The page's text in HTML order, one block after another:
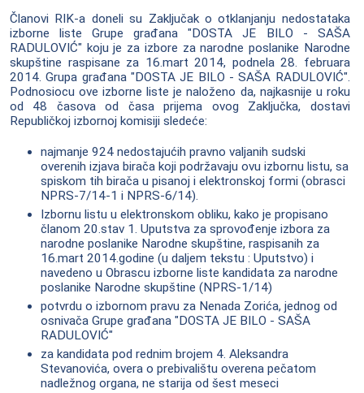
Članovi RIK-a doneli su Zaključak o otklanjanju nedostataka
izborne liste Grupe građana "DOSTA JE BILO - SAŠA
RADULOVIĆ" koju je za izbore za narodne poslanike Narodne
skupštine raspisane za 16.mart 2014, podnela 28. februara
2014. Grupa građana "DOSTA JE BILO - SAŠA RADULOVIĆ".
Podnosiocu ove izborne liste je naloženo da, najkasnije u roku
od 48 časova od časa prijema ovog Zaključka, dostavi
Republičkoj izbornoj komisiji sledeće:
najmanje 924 nedostajućih pravno valjanih sudski
overenih izjava birača koji podržavaju ovu izbornu listu, sa
spiskom tih birača u pisanoj i elektronskoj formi (obrasci
NPRS-7/14-1 i NPRS-6/14).
Izbornu listu u elektronskom obliku, kako je propisano
članom 20.stav 1. Uputstva za sprovođenje izbora za
narodne poslanike Narodne skupštine, raspisanih za
16.mart 2014.godine (u daljem tekstu : Uputstvo) i
navedeno u Obrascu izborne liste kandidata za narodne
poslanike Narodne skupštine (NPRS-1/14)
potvrdu o izbornom pravu za Nenada Zorića, jednog od
osnivača Grupe građana "DOSTA JE BILO - SAŠA
RADULOVIĆ"
za kandidata pod rednim brojem 4. Aleksandra
Stevanovića, overa o prebivalištu overena pečatom
nadležnog organa, ne starija od šest meseci